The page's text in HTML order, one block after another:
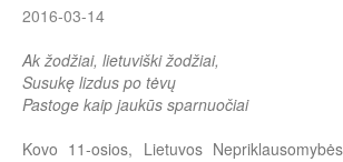
2016-03-14
Ak žodžiai, lietuviški žodžiai,
Susukę lizdus po tėvų
Pastoge kaip jaukūs sparnuočiai
Kovo 11-osios, Lietuvos